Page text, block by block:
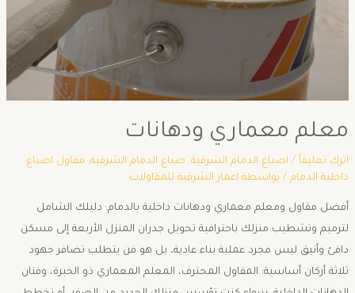
معلم معماري ودهانات
اترك تعليقاً / اصباغ الدمام الشرقية, صباغ الدمام الشرقية, مقاول اصباغ
داخلية الدمام/ بواسطة اعمار الشرقية للمقاولات
أفضل مقاول ومعلم معماري ودهانات داخلية بالدمام: دليلك الشامل
لترميم وتشطيب منزلك باحترافية ​تحويل جدران المنزل الأربعة إلى مسكن
دافئ وأنيق ليس مجرد عملية بناء عادية، بل هو فن يتطلب تضافر جهود
ثلاثة أركان أساسية: المقاول المحترف، المعلم المعماري ذو الخبرة، وفنان